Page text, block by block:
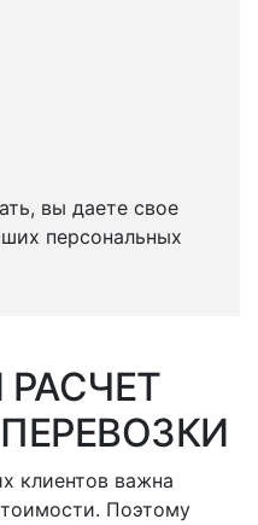
вы даете свое
персональных
клиентов важна
Поэтому